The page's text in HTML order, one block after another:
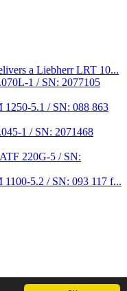
a Liebherr LRT 10...
1 / SN: 2077105
1250-5.1 / SN: 088 863
1 / SN: 2071468
220G-5 / SN:
5.2 / SN: 093 117 f...